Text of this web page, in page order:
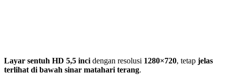
Layar sentuh HD 5,5 inci dengan resolusi 1280×720, tetap jelas
terlihat di bawah sinar matahari terang.